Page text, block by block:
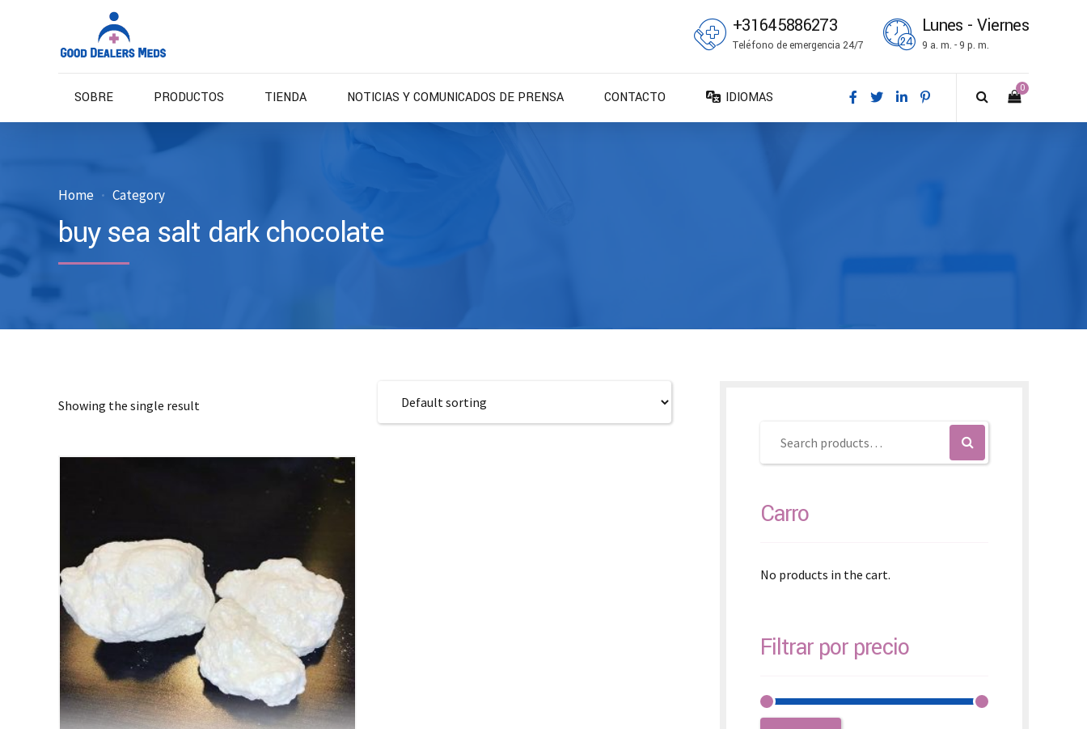
+31645886273
Teléfono de emergencia 24/7
Lunes - Viernes
9 a. m. - 9 p. m.
0
SOBRE PRODUCTOS TIENDA NOTICIAS Y COMUNICADOS DE PRENSA CONTACTO
IDIOMAS
Home Category
buy sea salt dark chocolate
Showing the single result
Carro
No products in the cart.
Filtrar por precio